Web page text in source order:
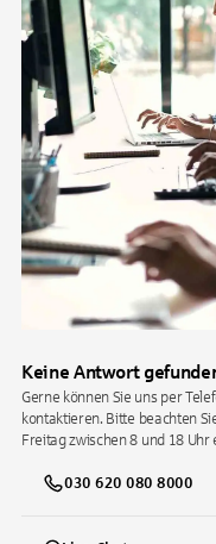
Keine Antwort
Gerne können Sie uns per
kontaktieren. Bitte beachten
Freitag zwischen 8 und 18 Uhr
030 620 080 8000